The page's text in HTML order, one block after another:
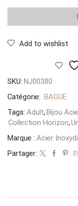
Cuore
Add to wishlist
SKU: NJ00380
Catégorie: BAGUE
Tags: Adult,Bijou
Collection Horizon,
Marque : Acier
Partager: